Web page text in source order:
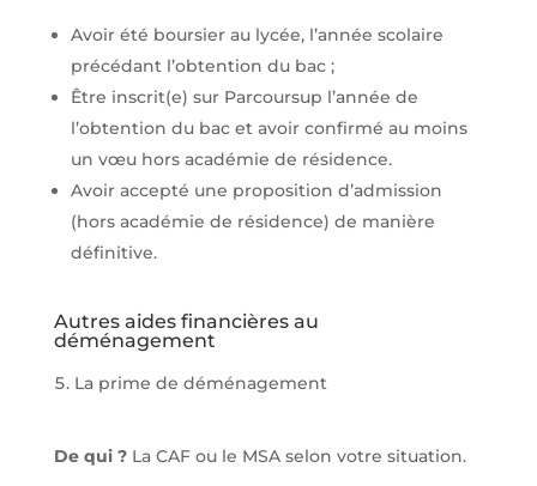
Avoir été boursier au lycée, l’année scolaire
précédant l’obtention du bac ;
Être inscrit(e) sur Parcoursup l’année de
l’obtention du bac et avoir confirmé au moins
un vœu hors académie de résidence.
Avoir accepté une proposition d’admission
(hors académie de résidence) de manière
définitive.
Autres aides financières au
déménagement
La prime de déménagement
De qui ?La CAF ou le MSA selon votre situation.